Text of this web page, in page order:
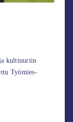
kulttuuriin
Työmies-